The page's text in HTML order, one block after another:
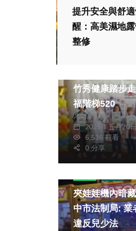
提升安全與舒
醒：高美濕地
整修
竹秀健康踏步
福階梯520
陳朝枝
2025年五月20
6,536 觀看
0 分享
夾娃娃機內暗
中市法制局: 業
違反兒少法